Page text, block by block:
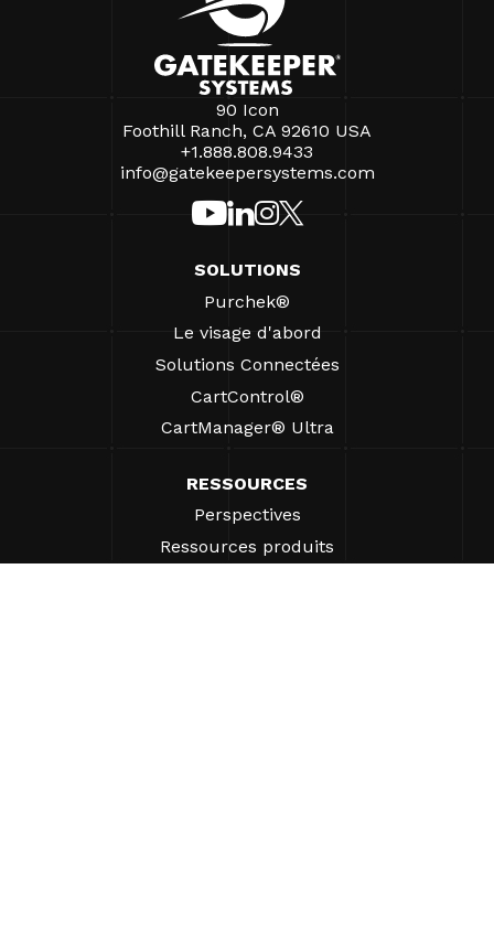
90 Icon
Foothill Ranch, CA 92610 USA
+1.888.808.9433
info@gatekeepersystems.com
SOLUTIONS
Purchek®
Le visage d'abord
Solutions Connectées
CartControl®
CartManager® Ultra
RESSOURCES
Perspectives
Ressources produits